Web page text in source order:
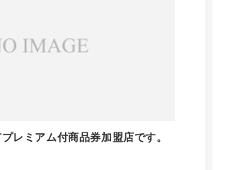
レミアム付商品券加盟店です。